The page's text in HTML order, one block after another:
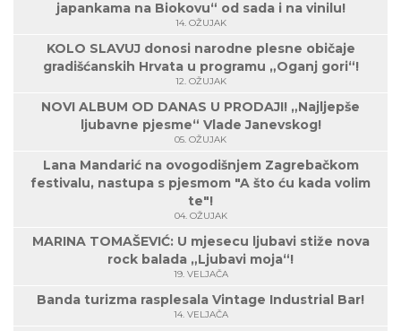
japankama na Biokovu“ od sada i na vinilu!
14. OŽUJAK
KOLO SLAVUJ donosi narodne plesne običaje
gradišćanskih Hrvata u programu „Oganj gori“!
12. OŽUJAK
NOVI ALBUM OD DANAS U PRODAJI! „Najljepše
ljubavne pjesme“ Vlade Janevskog!
05. OŽUJAK
Lana Mandarić na ovogodišnjem Zagrebačkom
festivalu, nastupa s pjesmom "A što ću kada volim
te"!
04. OŽUJAK
MARINA TOMAŠEVIĆ: U mjesecu ljubavi stiže nova
rock balada „Ljubavi moja“!
19. VELJAČA
Banda turizma rasplesala Vintage Industrial Bar!
14. VELJAČA